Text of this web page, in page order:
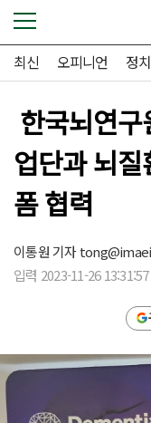
최신 오피니언 정치
한국뇌연
업단과 뇌
폼 협력
이통원 기자
입력 2023-11-26 13:31:57